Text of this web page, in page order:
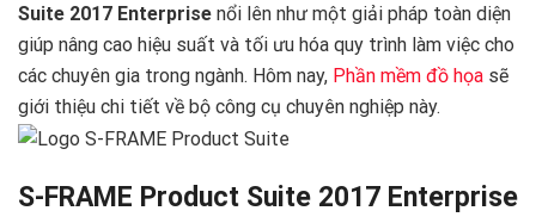
Suite 2017 Enterprise nổi lên như một giải pháp toàn diện
giúp nâng cao hiệu suất và tối ưu hóa quy trình làm việc cho
các chuyên gia trong ngành. Hôm nay, Phần mềm đồ họa sẽ
giới thiệu chi tiết về bộ công cụ chuyên nghiệp này.
S-FRAME Product Suite 2017 Enterprise